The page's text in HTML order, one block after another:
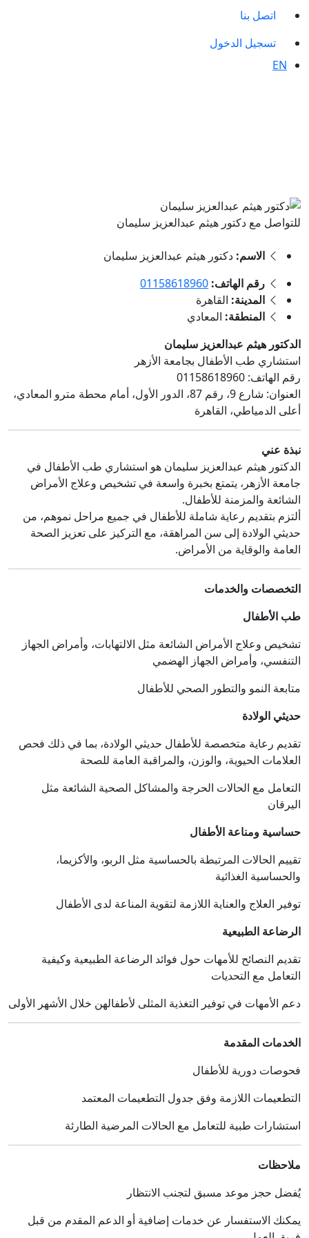
اتصل بنا
تسجيل الدخول
EN
للتواصل مع دكتور هيثم عبدالعزيز سليمان
الاسم: دكتور هيثم عبدالعزيز سليمان
رقم الهاتف: 01158618960
المدينة: القاهرة
المنطقة: المعادي
الدكتور هيثم عبدالعزيز سليمان
استشاري طب الأطفال بجامعة الأزهر
رقم الهاتف: 01158618960
العنوان: شارع 9، رقم 87، الدور الأول، أمام محطة مترو المعادي،
أعلى الدمياطي، القاهرة
نبذة عني
الدكتور هيثم عبدالعزيز سليمان هو استشاري طب الأطفال في
جامعة الأزهر، يتمتع بخبرة واسعة في تشخيص وعلاج الأمراض
الشائعة والمزمنة للأطفال.
ألتزم بتقديم رعاية شاملة للأطفال في جميع مراحل نموهم، من
حديثي الولادة إلى سن المراهقة، مع التركيز على تعزيز الصحة
العامة والوقاية من الأمراض.
التخصصات والخدمات
طب الأطفال
تشخيص وعلاج الأمراض الشائعة مثل الالتهابات، وأمراض الجهاز
التنفسي، وأمراض الجهاز الهضمي
متابعة النمو والتطور الصحي للأطفال
حديثي الولادة
تقديم رعاية متخصصة للأطفال حديثي الولادة، بما في ذلك فحص
العلامات الحيوية، والوزن، والمراقبة العامة للصحة
التعامل مع الحالات الحرجة والمشاكل الصحية الشائعة مثل
اليرقان
حساسية ومناعة الأطفال
تقييم الحالات المرتبطة بالحساسية مثل الربو، والأكزيما،
والحساسية الغذائية
توفير العلاج والعناية اللازمة لتقوية المناعة لدى الأطفال
الرضاعة الطبيعية
تقديم النصائح للأمهات حول فوائد الرضاعة الطبيعية وكيفية
التعامل مع التحديات
دعم الأمهات في توفير التغذية المثلى لأطفالهن خلال الأشهر الأولى
الخدمات المقدمة
فحوصات دورية للأطفال
التطعيمات اللازمة وفق جدول التطعيمات المعتمد
استشارات طبية للتعامل مع الحالات المرضية الطارئة
ملاحظات
يُفضل حجز موعد مسبق لتجنب الانتظار
يمكنك الاستفسار عن خدمات إضافية أو الدعم المقدم من قبل